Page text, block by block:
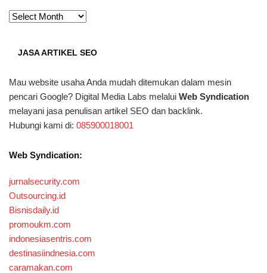
ARSIP
JASA ARTIKEL SEO
Mau website usaha Anda mudah ditemukan dalam mesin
pencari Google? Digital Media Labs melalui Web Syndication
melayani jasa penulisan artikel SEO dan backlink.
Hubungi kami di: 085900018001
Web Syndication:
jurnalsecurity.com
Outsourcing.id
Bisnisdaily.id
promoukm.com
indonesiasentris.com
destinasiindnesia.com
caramakan.com